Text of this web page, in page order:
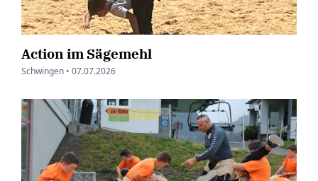
Action im Sägemehl
Schwingen • 07.07.2026